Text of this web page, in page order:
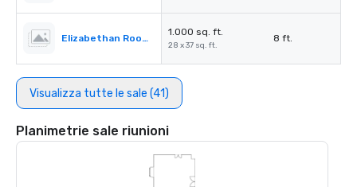
Elizabethan Room A
1.000 sq. ft.
28 x 37 sq. ft.
8 ft.
Visualizza tutte le sale (41)
Planimetrie sale riunioni